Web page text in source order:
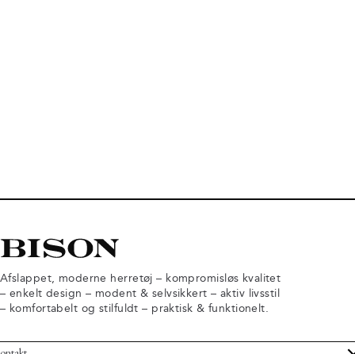
Afslappet, moderne herretøj – kompromisløs kvalitet
– enkelt design – modent & selvsikkert – aktiv livsstil
– komfortabelt og stilfuldt – praktisk & funktionelt.